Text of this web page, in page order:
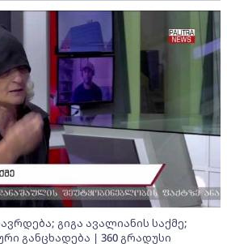
გიგა ავალიანის საქმე;
განცხადება | 360 გრადუსი